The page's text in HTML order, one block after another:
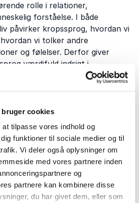
bruger cookies
tilpasse vores indhold og
funktioner til sociale medier og til
Vi deler også oplysninger om
med vores partnere inden
og
partnere kan kombinere disse
du har givet dem, eller som
rolle i relationer,
forståelse. I både
påvirker kropssprog, hvordan vi
vi tolker andre
og følelser. Derfor giver
værdifuld indsigt i
og menneskelig adfærd.
dækker vores
kropssprog?
kan tilpasses mange
og behov. Her er nogle af de